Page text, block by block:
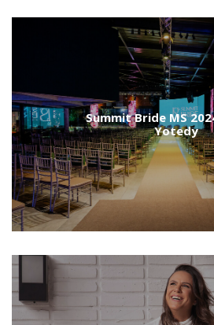
Summit Bride MS
Yotedy